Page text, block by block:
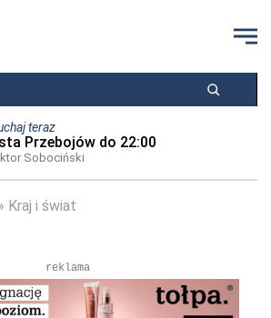
teraz
Przebojów do 22:00
Sobociński
Kraj i świat
reklama